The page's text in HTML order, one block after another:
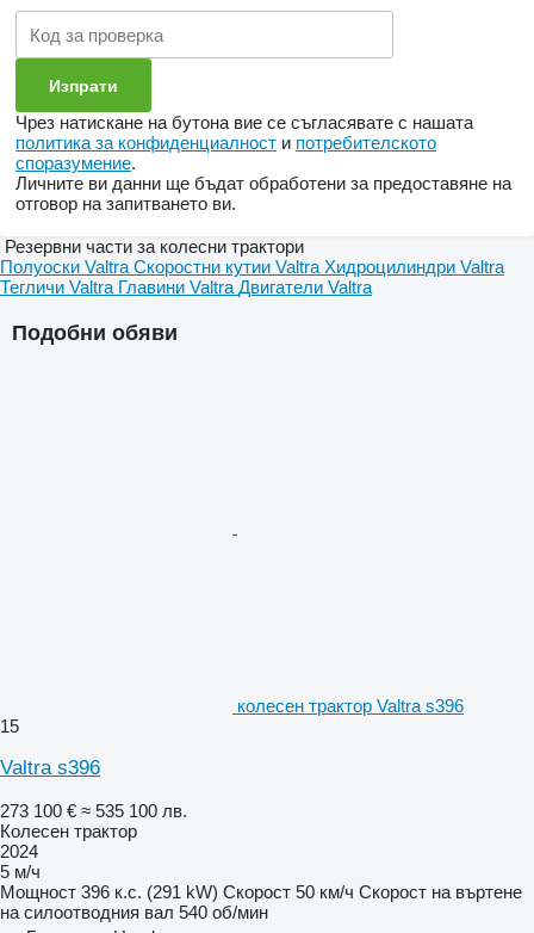
Чрез натискане на бутона вие се съгласявате с нашата
политика за конфиденциалност и потребителското
споразумение.
Личните ви данни ще бъдат обработени за предоставяне на
отговор на запитването ви.
Подобни обяви
колесен трактор Valtra s396
15
Valtra s396
273 100 € ≈ 535 100 лв.
Колесен трактор
2024
5 м/ч
Мощност 396 к.с. (291 kW) Скорост 50 км/ч Скорост на въртене
на силоотводния вал 540 об/мин
Резервни части за колесни трактори
Полуоски Valtra Скоростни кутии Valtra Хидроцилиндри Valtra
Тегличи Valtra Главини Valtra Двигатели Valtra